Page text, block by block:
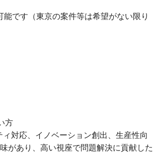
です（東京の案件等は希望がない限り
方
対応、イノベーション創出、生産性向
があり、高い視座で問題解決に貢献した